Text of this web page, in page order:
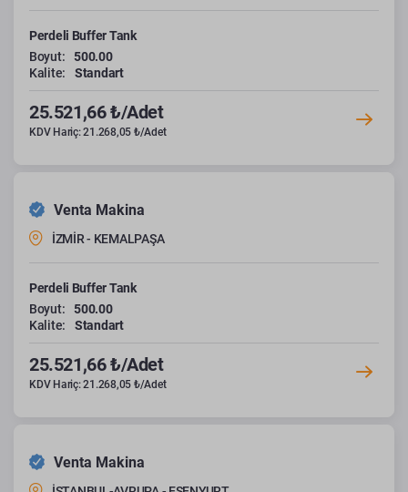
Perdeli Buffer Tank
Boyut:
500.00
Kalite:
Standart
25.521,66 ₺/Adet
KDV Hariç: 21.268,05 ₺/Adet
Venta Makina
İZMİR - KEMALPAŞA
Perdeli Buffer Tank
Boyut:
500.00
Kalite:
Standart
25.521,66 ₺/Adet
KDV Hariç: 21.268,05 ₺/Adet
Venta Makina